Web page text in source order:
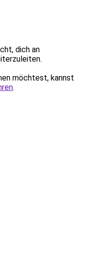
dich an
möchtest, kannst
.